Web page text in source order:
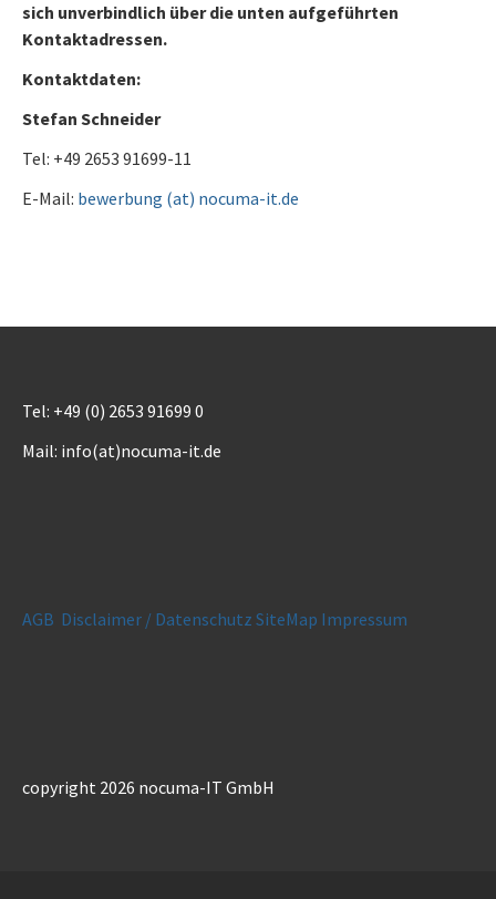
sich unverbindlich über die unten aufgeführten
Kontaktadressen.
Kontaktdaten:
Stefan Schneider
Tel: +49 2653 91699-11
E-Mail: bewerbung (at) nocuma-it.de
Tel: +49 (0) 2653 91699 0
Mail: info(at)nocuma-it.de
AGB Disclaimer / Datenschutz SiteMap Impressum
copyright 2026 nocuma-IT GmbH